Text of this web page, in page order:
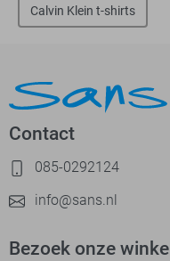
Calvin Klein t-shirts
Contact
085-0292124
info@sans.nl
Bezoek onze winkel